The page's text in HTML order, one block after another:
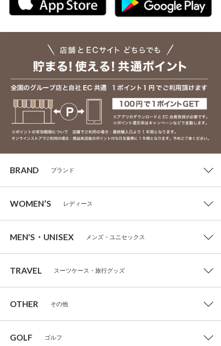
BRAND ブランド
WOMEN’S レディース
MEN'S・UNISEX メンズ・ユニセックス
TRAVEL スーツケース・旅行グッズ
OTHER その他
GOLF ゴルフ